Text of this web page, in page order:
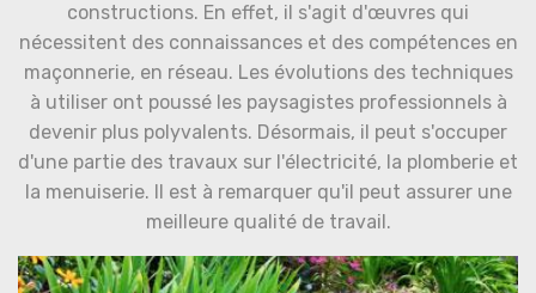
constructions. En effet, il s'agit d'œuvres qui
nécessitent des connaissances et des compétences en
maçonnerie, en réseau. Les évolutions des techniques
à utiliser ont poussé les paysagistes professionnels à
devenir plus polyvalents. Désormais, il peut s'occuper
d'une partie des travaux sur l'électricité, la plomberie et
la menuiserie. Il est à remarquer qu'il peut assurer une
meilleure qualité de travail.